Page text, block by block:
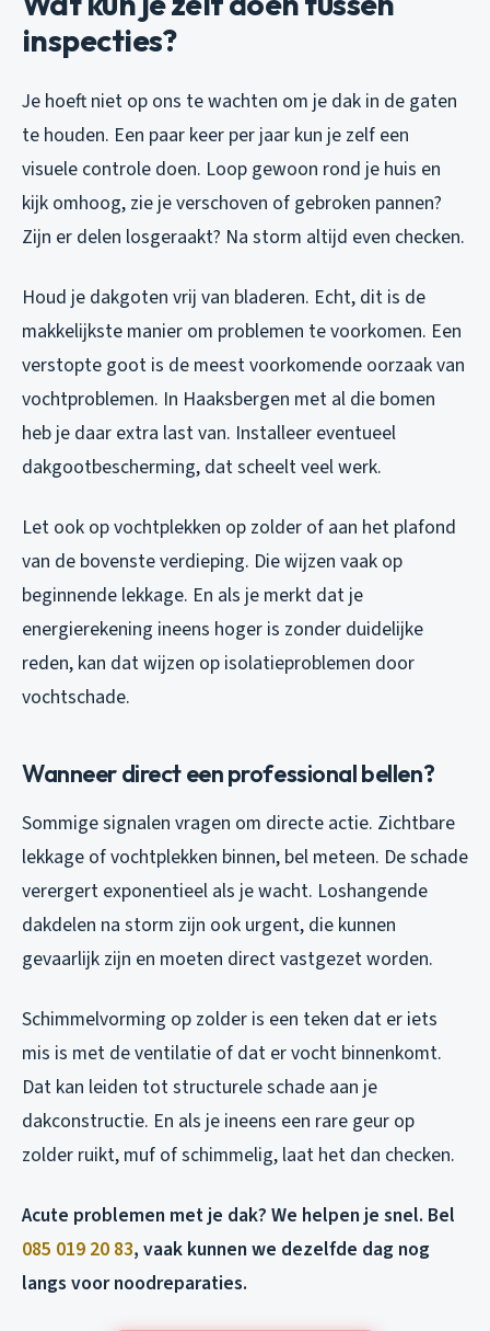
inspecties?
Je hoeft niet op ons te wachten om je dak in de gaten
te houden. Een paar keer per jaar kun je zelf een
visuele controle doen. Loop gewoon rond je huis en
kijk omhoog, zie je verschoven of gebroken pannen?
Zijn er delen losgeraakt? Na storm altijd even checken.
Houd je dakgoten vrij van bladeren. Echt, dit is de
makkelijkste manier om problemen te voorkomen. Een
verstopte goot is de meest voorkomende oorzaak van
vochtproblemen. In Haaksbergen met al die bomen
heb je daar extra last van. Installeer eventueel
dakgootbescherming, dat scheelt veel werk.
Let ook op vochtplekken op zolder of aan het plafond
van de bovenste verdieping. Die wijzen vaak op
beginnende lekkage. En als je merkt dat je
energierekening ineens hoger is zonder duidelijke
reden, kan dat wijzen op isolatieproblemen door
vochtschade.
Wanneer direct een professional bellen?
Sommige signalen vragen om directe actie. Zichtbare
lekkage of vochtplekken binnen, bel meteen. De schade
verergert exponentieel als je wacht. Loshangende
dakdelen na storm zijn ook urgent, die kunnen
gevaarlijk zijn en moeten direct vastgezet worden.
Schimmelvorming op zolder is een teken dat er iets
mis is met de ventilatie of dat er vocht binnenkomt.
Dat kan leiden tot structurele schade aan je
dakconstructie. En als je ineens een rare geur op
zolder ruikt, muf of schimmelig, laat het dan checken.
Acute problemen met je dak? We helpen je snel. Bel
085 019 20 83, vaak kunnen we dezelfde dag nog
langs voor noodreparaties.